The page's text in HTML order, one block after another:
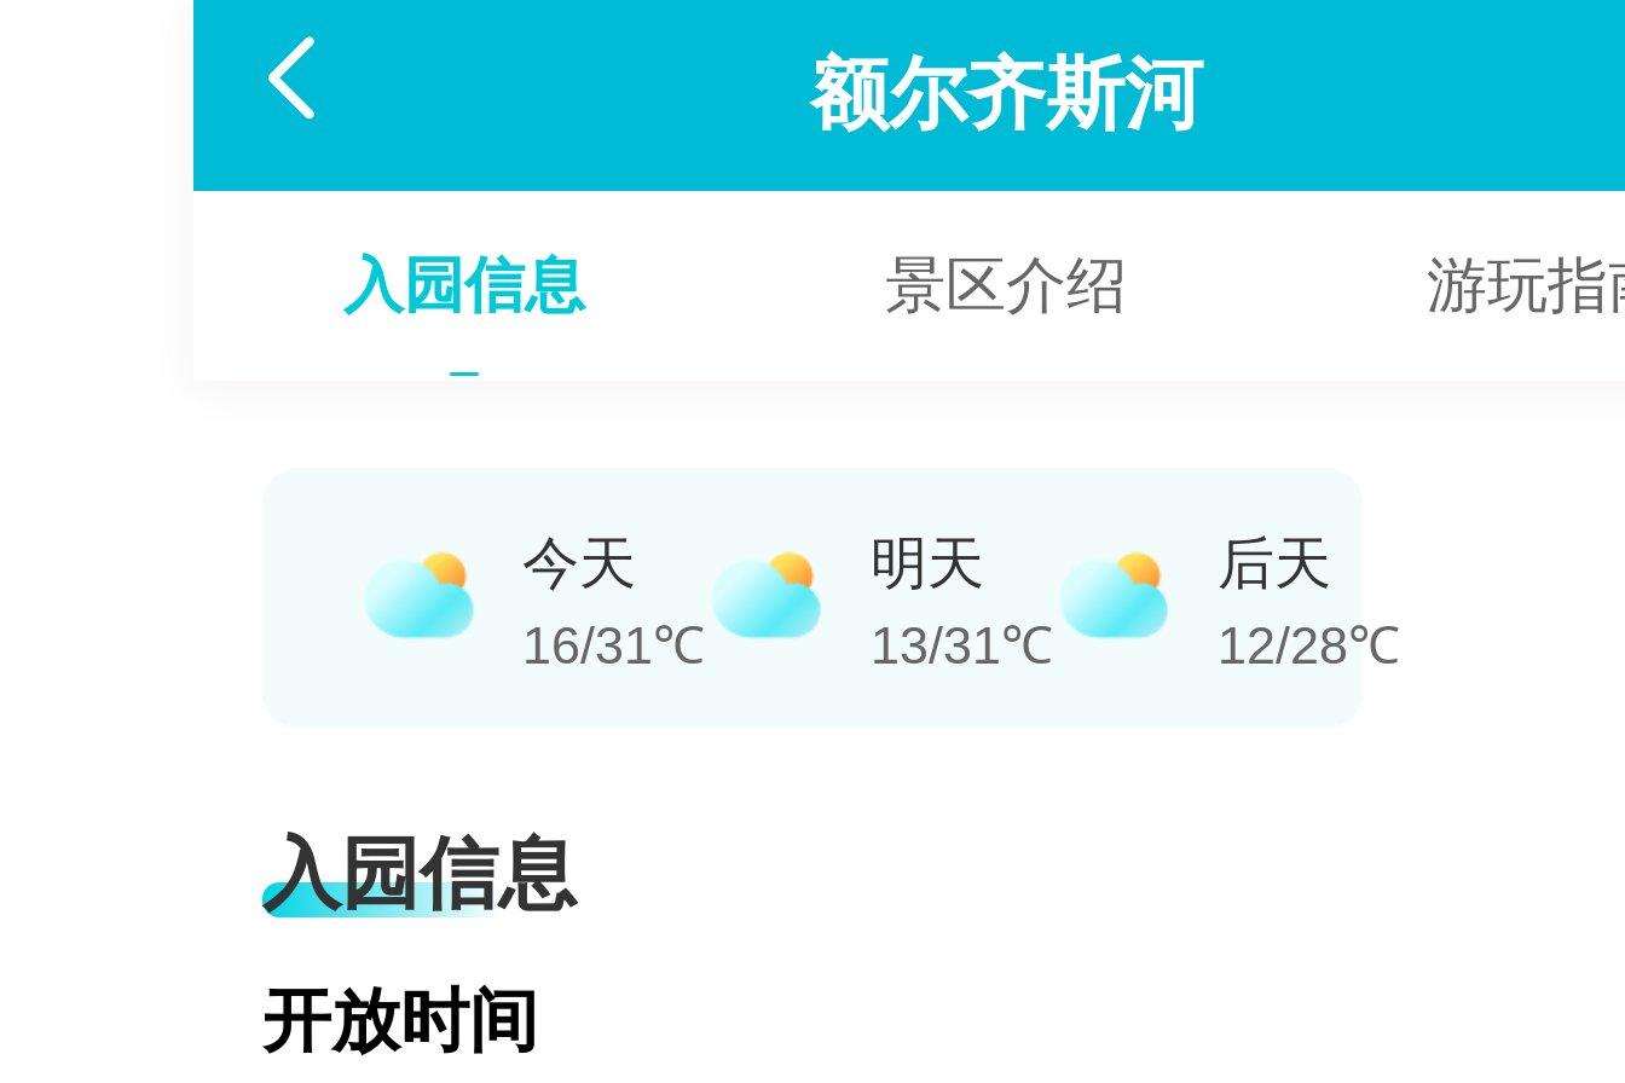
 额尔齐斯河
入园信息 景区介绍 游玩指
今天
16/31℃
明天
13/31℃
后天
12/28℃
入园信息
开放时间